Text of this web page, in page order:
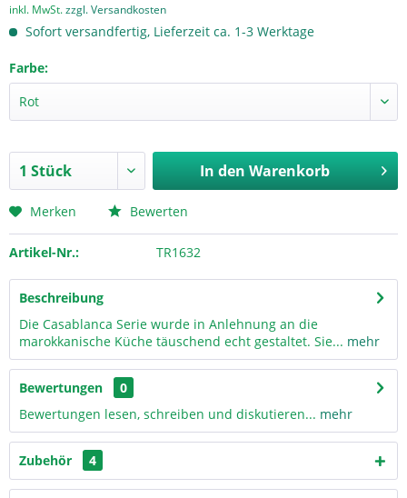
inkl. MwSt.zzgl. Versandkosten
Sofort versandfertig, Lieferzeit ca. 1-3 Werktage
Farbe:
In den Warenkorb
Merken Bewerten
Artikel-Nr.: TR1632
Beschreibung
Die Casablanca Serie wurde in Anlehnung an die
marokkanische Küche täuschend echt gestaltet. Sie... mehr
Bewertungen
0
Bewertungen lesen, schreiben und diskutieren... mehr
Zubehör 4